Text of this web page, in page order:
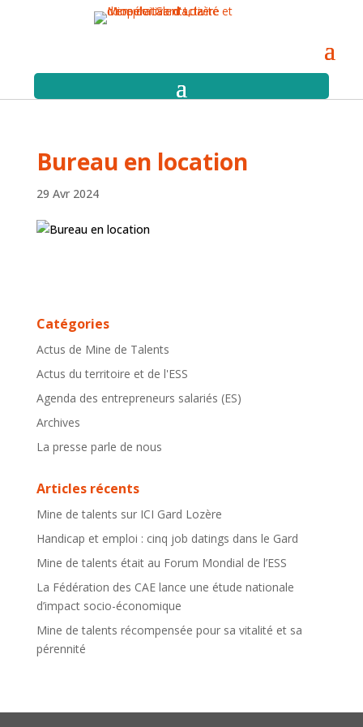
Bureau en location
29 Avr 2024
Catégories
Actus de Mine de Talents
Actus du territoire et de l'ESS
Agenda des entrepreneurs salariés (ES)
Archives
La presse parle de nous
Articles récents
Mine de talents sur ICI Gard Lozère
Handicap et emploi : cinq job datings dans le Gard
Mine de talents était au Forum Mondial de l’ESS
La Fédération des CAE lance une étude nationale
d’impact socio-économique
Mine de talents récompensée pour sa vitalité et sa
pérennité